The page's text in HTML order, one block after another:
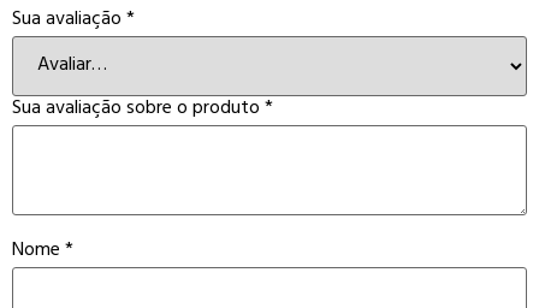
Sua avaliação*
Sua avaliação sobre o produto*
Nome*